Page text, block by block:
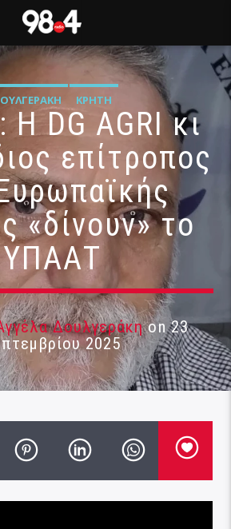
ΚΡΉΤΗ
DG AGRI κι
επίτροπος
«δίνουν» το
ΥΠΑΑΤ
Δουλγεράκηon 23
2025